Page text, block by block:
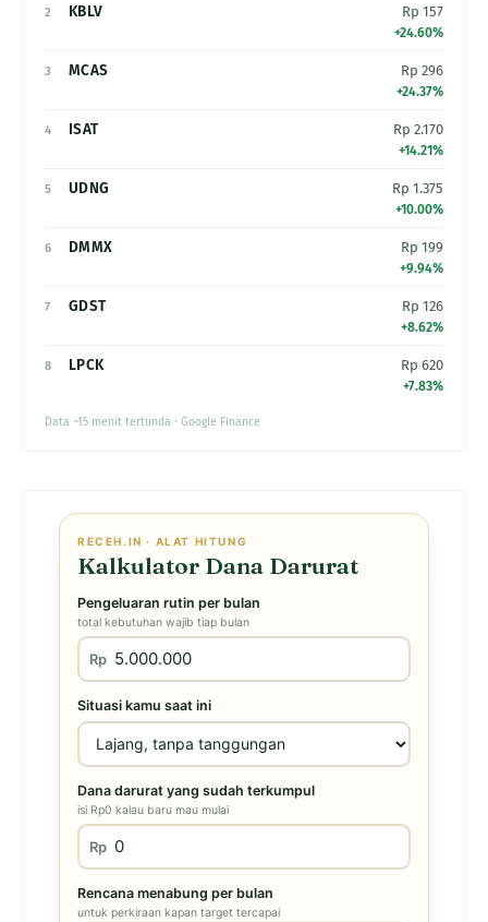
2 KBLV Rp 157
+24.60%
3 MCAS Rp 296
+24.37%
4 ISAT Rp 2.170
+14.21%
5 UDNG Rp 1.375
+10.00%
6 DMMX Rp 199
+9.94%
7 GDST Rp 126
+8.62%
8 LPCK Rp 620
+7.83%
Data ~15 menit tertunda · Google Finance
RECEH.IN · ALAT HITUNG
Kalkulator Dana Darurat
Pengeluaran rutin per bulan
total kebutuhan wajib tiap bulan
Rp
Situasi kamu saat ini
Dana darurat yang sudah terkumpul
isi Rp0 kalau baru mau mulai
Rp
Rencana menabung per bulan
untuk perkiraan kapan target tercapai